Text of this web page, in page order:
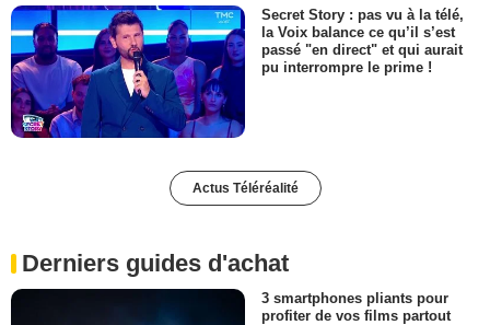
Secret Story : pas vu à la télé,
la Voix balance ce qu’il s’est
passé "en direct" et qui aurait
pu interrompre le prime !
Actus Téléréalité
Derniers guides d'achat
3 smartphones pliants pour
profiter de vos films partout